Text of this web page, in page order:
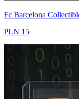
Fc Barcelona
PLN 15